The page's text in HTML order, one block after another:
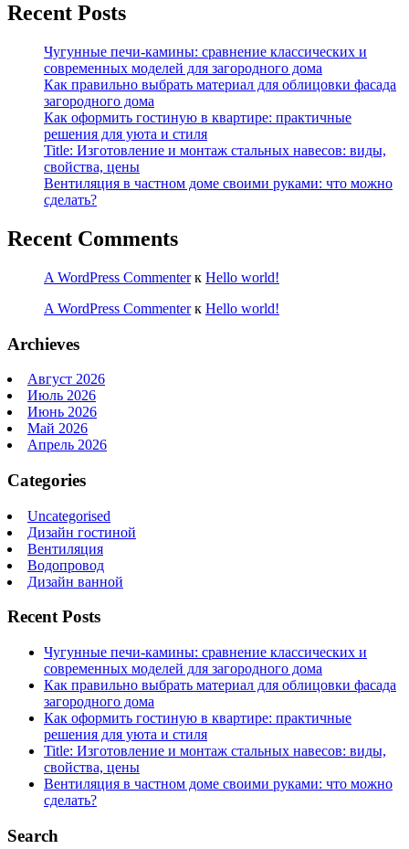
Recent Posts
Чугунные печи-камины: сравнение классических и
современных моделей для загородного дома
Как правильно выбрать материал для облицовки фасада
загородного дома
Как оформить гостиную в квартире: практичные
решения для уюта и стиля
Title: Изготовление и монтаж стальных навесов: виды,
свойства, цены
Вентиляция в частном доме своими руками: что можно
сделать?
Recent Comments
A WordPress Commenterк Hello world!
A WordPress Commenterк Hello world!
Archieves
Август 2026
Июль 2026
Июнь 2026
Май 2026
Апрель 2026
Categories
Uncategorised
Дизайн гостиной
Вентиляция
Водопровод
Дизайн ванной
Recent Posts
Чугунные печи-камины: сравнение классических и
современных моделей для загородного дома
Как правильно выбрать материал для облицовки фасада
загородного дома
Как оформить гостиную в квартире: практичные
решения для уюта и стиля
Title: Изготовление и монтаж стальных навесов: виды,
свойства, цены
Вентиляция в частном доме своими руками: что можно
сделать?
Search